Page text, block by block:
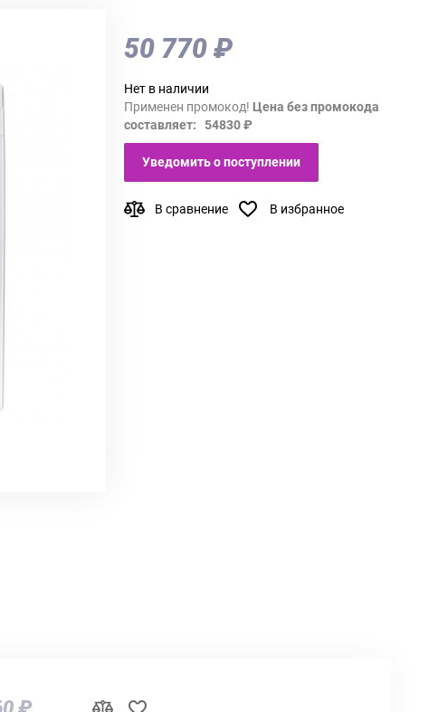
50 770 ₽
Нет в наличии
Применен промокод! Цена без промокода
составляет: 54830 ₽
Уведомить о поступлении
В сравнение В избранное